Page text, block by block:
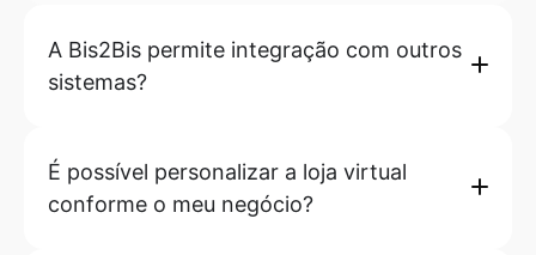
A Bis2Bis permite integração com outros
sistemas?
É possível personalizar a loja virtual
conforme o meu negócio?